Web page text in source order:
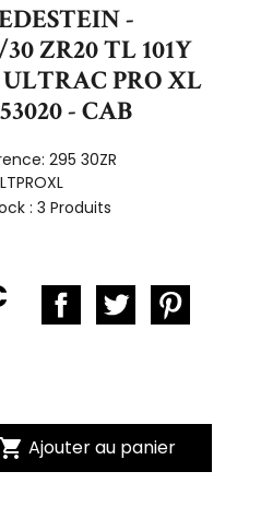
-
30 ZR20 TL 101Y
PRO XL
- CAB
295 30ZR
:3 Produits
shopping_cart Ajouter au panier